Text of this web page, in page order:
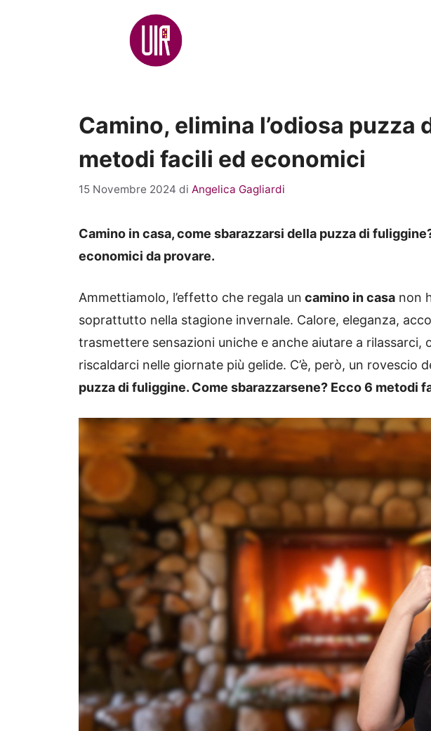
Camino, elimina l’odiosa puzza
metodi facili ed economici
15 Novembre 2024 di Angelica Gagliardi
Camino in casa, come sbarazzarsi della puzza di
economici da provare.
Ammettiamolo, l’effetto che regala un camino in casa non
soprattutto nella stagione invernale. Calore, eleganza,
trasmettere sensazioni uniche e anche aiutare a rilassarci,
riscaldarci nelle giornate più gelide. C’è, però, un rovescio
puzza di fuliggine. Come sbarazzarsene? Ecco 6 metodi